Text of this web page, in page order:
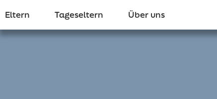
Eltern Tageseltern Über uns